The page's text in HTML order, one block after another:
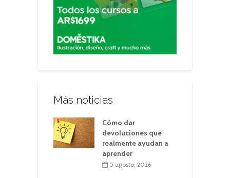
Más noticias
Cómo dar
devoluciones que
realmente ayudan a
aprender
5 agosto, 2026